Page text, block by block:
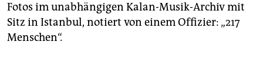
Fotos im unabhängigen Kalan-Musik-Archiv mit
Sitz in Istanbul, notiert von einem Offizier: „217
Menschen“.